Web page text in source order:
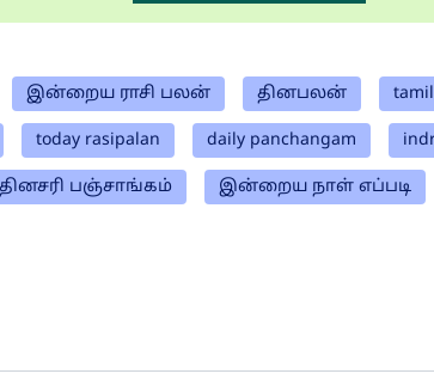
இன்றைய ராசி பலன் தினபலன்
today rasipalan daily panchangam
தினசரி பஞ்சாங்கம் இன்றைய நாள் எப்படி